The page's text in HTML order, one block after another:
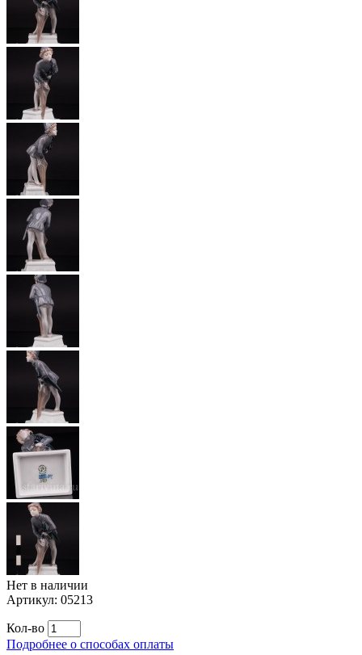
Нет в наличии
Артикул: 05213
Кол-во
Подробнее о способах оплаты